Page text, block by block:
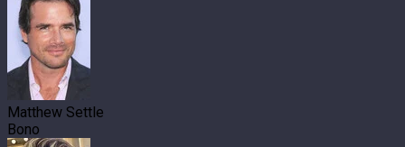
Matthew Settle
Bono